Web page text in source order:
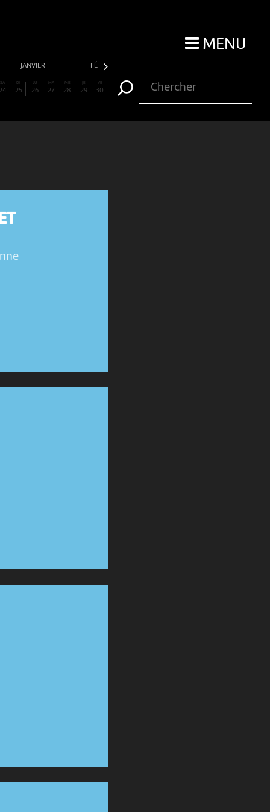
MENU
JANVIER FÉVRIER
SA DI
25
LU
26
MA
27
ME
28
JE
29
VE
30